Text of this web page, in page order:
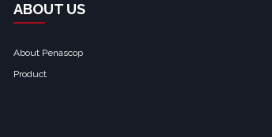
ABOUT US
About Penascop
Product